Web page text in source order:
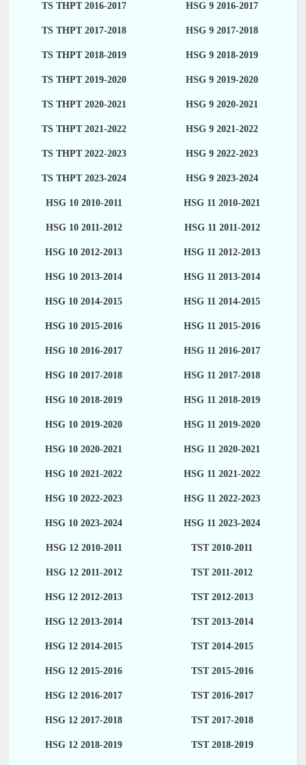
TS THPT 2016-2017 HSG 9 2016-2017
TS THPT 2017-2018 HSG 9 2017-2018
TS THPT 2018-2019 HSG 9 2018-2019
TS THPT 2019-2020 HSG 9 2019-2020
TS THPT 2020-2021 HSG 9 2020-2021
TS THPT 2021-2022 HSG 9 2021-2022
TS THPT 2022-2023 HSG 9 2022-2023
TS THPT 2023-2024 HSG 9 2023-2024
HSG 10 2010-2011 HSG 11 2010-2021
HSG 10 2011-2012 HSG 11 2011-2012
HSG 10 2012-2013 HSG 11 2012-2013
HSG 10 2013-2014 HSG 11 2013-2014
HSG 10 2014-2015 HSG 11 2014-2015
HSG 10 2015-2016 HSG 11 2015-2016
HSG 10 2016-2017 HSG 11 2016-2017
HSG 10 2017-2018 HSG 11 2017-2018
HSG 10 2018-2019 HSG 11 2018-2019
HSG 10 2019-2020 HSG 11 2019-2020
HSG 10 2020-2021 HSG 11 2020-2021
HSG 10 2021-2022 HSG 11 2021-2022
HSG 10 2022-2023 HSG 11 2022-2023
HSG 10 2023-2024 HSG 11 2023-2024
HSG 12 2010-2011 TST 2010-2011
HSG 12 2011-2012 TST 2011-2012
HSG 12 2012-2013 TST 2012-2013
HSG 12 2013-2014 TST 2013-2014
HSG 12 2014-2015 TST 2014-2015
HSG 12 2015-2016 TST 2015-2016
HSG 12 2016-2017 TST 2016-2017
HSG 12 2017-2018 TST 2017-2018
HSG 12 2018-2019 TST 2018-2019